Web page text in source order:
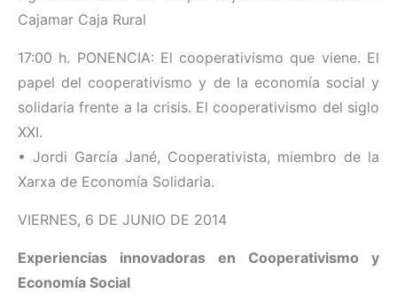
Cajamar Caja Rural
17:00 h. PONENCIA: El cooperativismo que viene. El
papel del cooperativismo y de la economía social y
solidaria frente a la crisis. El cooperativismo del siglo
XXI.
• Jordi García Jané, Cooperativista, miembro de la
Xarxa de Economía Solidaria.
VIERNES, 6 DE JUNIO DE 2014
Experiencias innovadoras en Cooperativismo y
Economía Social